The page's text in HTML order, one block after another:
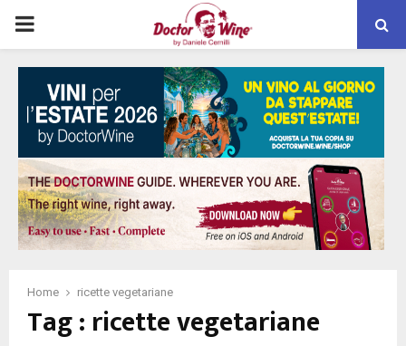
PRIMARY
MENU
Home ricette vegetariane
Tag : ricette vegetariane